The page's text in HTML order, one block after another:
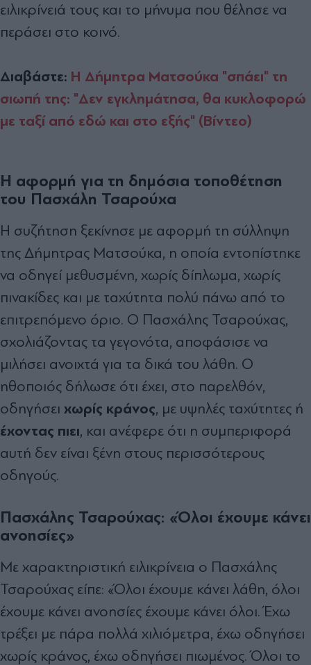
ειλικρίνειά τους και το μήνυμα που θέλησε να
περάσει στο κοινό.
Διαβάστε: Η Δήμητρα Ματσούκα "σπάει" τη
σιωπή της: "Δεν εγκλημάτησα, θα κυκλοφορώ
με ταξί από εδώ και στο εξής" (Βίντεο)
Η αφορμή για τη δημόσια τοποθέτηση
του Πασχάλη Τσαρούχα
Η συζήτηση ξεκίνησε με αφορμή τη σύλληψη
της Δήμητρας Ματσούκα, η οποία εντοπίστηκε
να οδηγεί μεθυσμένη, χωρίς δίπλωμα, χωρίς
πινακίδες και με ταχύτητα πολύ πάνω από το
επιτρεπόμενο όριο. Ο Πασχάλης Τσαρούχας,
σχολιάζοντας τα γεγονότα, αποφάσισε να
μιλήσει ανοιχτά για τα δικά του λάθη. Ο
ηθοποιός δήλωσε ότι έχει, στο παρελθόν,
οδηγήσει χωρίς κράνος, με υψηλές ταχύτητες ή
έχοντας πιει, και ανέφερε ότι η συμπεριφορά
αυτή δεν είναι ξένη στους περισσότερους
οδηγούς.
Πασχάλης Τσαρούχας: «Όλοι έχουμε κάνει
ανοησίες»
Με χαρακτηριστική ειλικρίνεια o Πασχάλης
Τσαρούχας είπε: «Όλοι έχουμε κάνει λάθη, όλοι
έχουμε κάνει ανοησίες έχουμε κάνει όλοι. Έχω
τρέξει με πάρα πολλά χιλιόμετρα, έχω οδηγήσει
χωρίς κράνος, έχω οδηγήσει πιωμένος. Όλοι το